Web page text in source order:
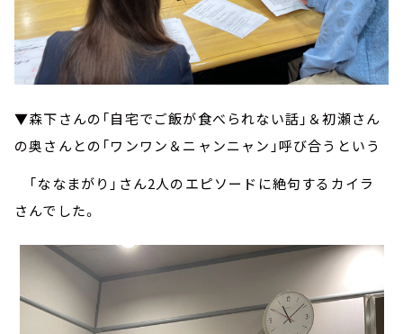
▼森下さんの「自宅でご飯が食べられない話」＆初瀬さん
の奥さんとの「ワンワン＆ニャンニャン」呼び合うという
「ななまがり」さん2人のエピソードに絶句するカイラ
さんでした。